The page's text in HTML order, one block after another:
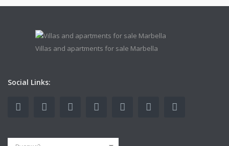
Villas and apartments for sale Marbella
Social Links: